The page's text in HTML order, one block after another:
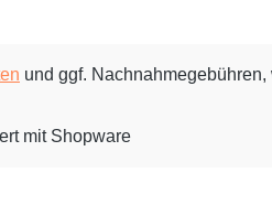
und ggf.
mit Shopware